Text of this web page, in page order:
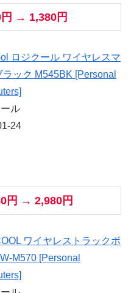
円 → 1,380円
ロジクール ワイヤレスマ
ラック M545BK [Personal
ル
24
円 → 2,980円
ワイヤレストラックボ
M570 [Personal